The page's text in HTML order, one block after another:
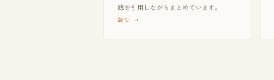
践を引用しながらまとめています。
読む